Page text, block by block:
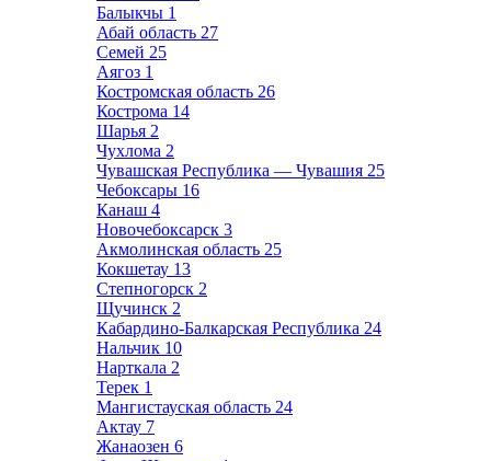
Балыкчы 1
Абай область 27
Семей 25
Аягоз 1
Костромская область 26
Кострома 14
Шарья 2
Чухлома 2
Чувашская Республика — Чувашия 25
Чебоксары 16
Канаш 4
Новочебоксарск 3
Акмолинская область 25
Кокшетау 13
Степногорск 2
Щучинск 2
Кабардино-Балкарская Республика 24
Нальчик 10
Нарткала 2
Терек 1
Мангистауская область 24
Актау 7
Жанаозен 6